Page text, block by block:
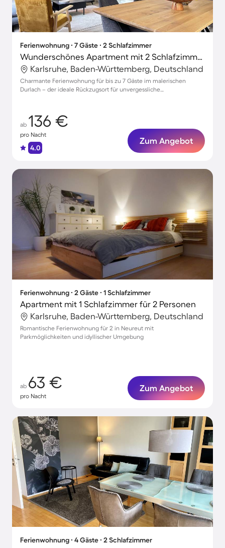
Ferienwohnung ∙ 7 Gäste ∙ 2 Schlafzimmer
Wunderschönes Apartment mit 2 Schlafzimmern für 7 Personen
Karlsruhe, Baden-Württemberg, Deutschland
Charmante Ferienwohnung für bis zu 7 Gäste im malerischen
Durlach – der ideale Rückzugsort für unvergessliche
ab 136 €
pro Nacht
4.0
Zum Angebot
Ferienwohnung ∙ 2 Gäste ∙ 1 Schlafzimmer
Apartment mit 1 Schlafzimmer für 2 Personen
Karlsruhe, Baden-Württemberg, Deutschland
Romantische Ferienwohnung für 2 in Neureut mit
Parkmöglichkeiten und idyllischer Umgebung
ab 63 €
pro Nacht
Zum Angebot
Ferienwohnung ∙ 4 Gäste ∙ 2 Schlafzimmer